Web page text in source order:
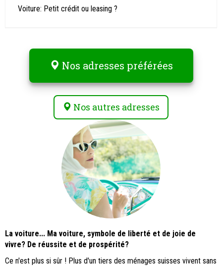
Voiture: Petit crédit ou leasing ?
Nos adresses préférées
Nos autres adresses
La voiture... Ma voiture, symbole de liberté et de joie de
vivre? De réussite et de prospérité?
Ce n'est plus si sûr ! Plus d'un tiers des ménages suisses vivent sans